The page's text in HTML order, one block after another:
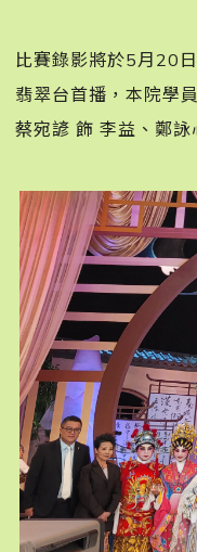
比賽錄影將於5月20
翡翠台首播，本院學
蔡宛諺 飾 李益、鄭詠